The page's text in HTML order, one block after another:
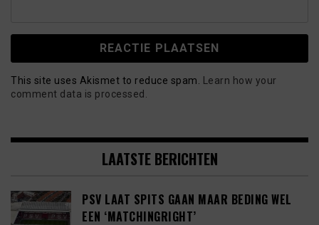
This site uses Akismet to reduce spam.
Learn how your
comment data is processed.
LAATSTE BERICHTEN
PSV LAAT SPITS GAAN MAAR BEDING WEL
EEN ‘MATCHINGRIGHT’